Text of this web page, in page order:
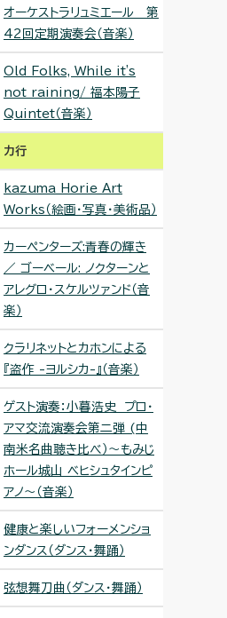
オーケストラリュミエール 第
42回定期演奏会（音楽）
Old Folks, While it's
not raining/ 福本陽子
Quintet（音楽）
カ行
kazuma Horie Art
Works（絵画・写真・美術品）
カーペンターズ:青春の輝き
／ ゴーベール: ノクターンと
アレグロ・スケルツァンド（音
楽）
クラリネットとカホンによる
『盗作 -ヨルシカ-』（音楽）
ゲスト演奏：小暮浩史 プロ・
アマ交流演奏会第二弾 (中
南米名曲聴き比べ）～もみじ
ホール城山 ベヒシュタインピ
アノ～（音楽）
健康と楽しいフォーメンショ
ンダンス（ダンス・舞踊）
弦想舞刀曲（ダンス・舞踊）